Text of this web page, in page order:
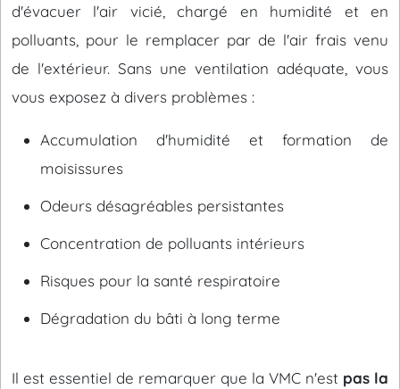
d'évacuer l'air vicié, chargé en humidité et en
polluants, pour le remplacer par de l'air frais venu
de l'extérieur. Sans une ventilation adéquate, vous
vous exposez à divers problèmes :
Accumulation d'humidité et formation de
moisissures
Odeurs désagréables persistantes
Concentration de polluants intérieurs
Risques pour la santé respiratoire
Dégradation du bâti à long terme
Il est essentiel de remarquer que la VMC n'est pas la